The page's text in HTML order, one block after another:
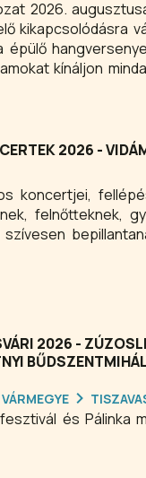
kikapcsolódásra
épülő
kínáljon
2026 -
koncertjei,
felnőtteknek,
szívesen
2026 -
és Pálinka